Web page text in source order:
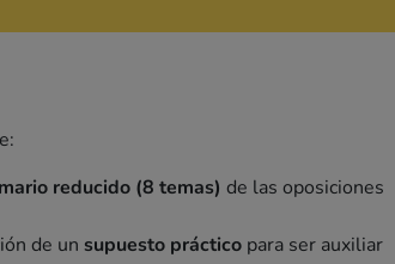
reducido (8 temas) de las oposiciones
de un supuesto práctico para ser auxiliar